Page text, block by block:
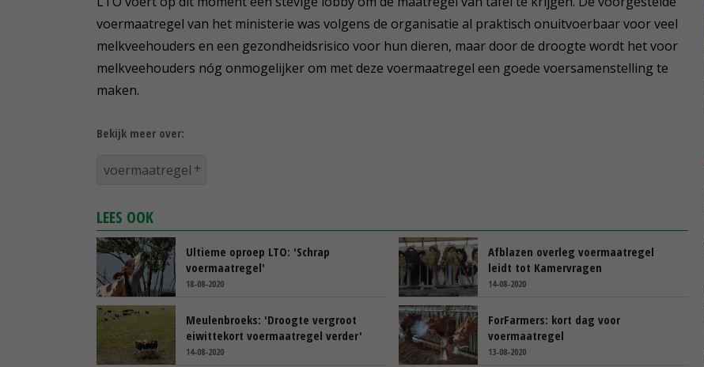
voermaatregel van het ministerie was volgens de organisatie al praktisch onuitvoerbaar voor veel
melkveehouders en een gezondheidsrisico voor hun dieren, maar door de droogte wordt het voor
melkveehouders nóg onmogelijker om met deze voermaatregel een goede voersamenstelling te
maken.
Bekijk meer over:
voermaatregel
LEES OOK
Ultieme oproep LTO: 'Schrap
voermaatregel'
18-08-2020
Afblazen overleg voermaatregel
leidt tot Kamervragen
14-08-2020
Meulenbroeks: 'Droogte vergroot
eiwittekort voermaatregel verder'
14-08-2020
ForFarmers: kort dag voor
voermaatregel
13-08-2020